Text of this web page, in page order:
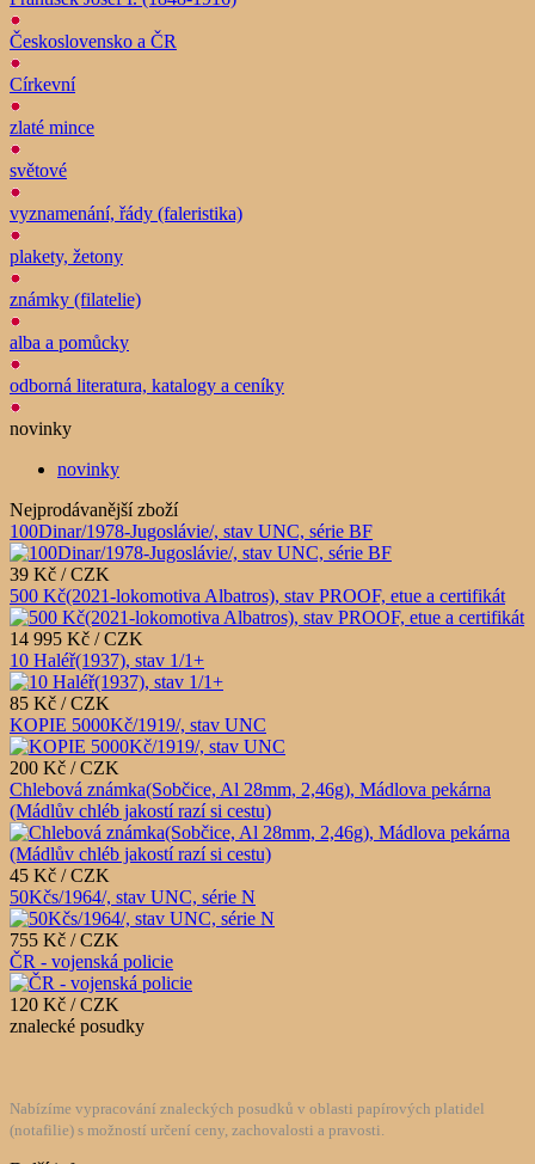
Československo a ČR
Církevní
zlaté mince
světové
vyznamenání, řády (faleristika)
plakety, žetony
známky (filatelie)
alba a pomůcky
odborná literatura, katalogy a ceníky
novinky
novinky
Nejprodávanější zboží
100Dinar/1978-Jugoslávie/, stav UNC, série BF
39 Kč / CZK
500 Kč(2021-lokomotiva Albatros), stav PROOF, etue a certifikát
14 995 Kč / CZK
10 Haléř(1937), stav 1/1+
85 Kč / CZK
KOPIE 5000Kč/1919/, stav UNC
200 Kč / CZK
Chlebová známka(Sobčice, Al 28mm, 2,46g), Mádlova pekárna
(Mádlův chléb jakostí razí si cestu)
45 Kč / CZK
50Kčs/1964/, stav UNC, série N
755 Kč / CZK
ČR - vojenská policie
120 Kč / CZK
znalecké posudky
Nabízíme vypracování znaleckých posudků v oblasti papírových platidel
(notafilie) s možností určení ceny, zachovalosti a pravosti.